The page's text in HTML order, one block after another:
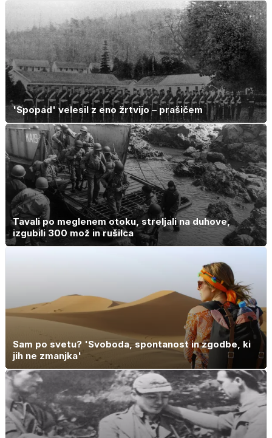
'Spopad' velesil z eno žrtvijo – prašičem
Tavali po meglenem otoku, streljali na duhove,
izgubili 300 mož in rušilca
Sam po svetu? 'Svoboda, spontanost in zgodbe, ki
jih ne zmanjka'